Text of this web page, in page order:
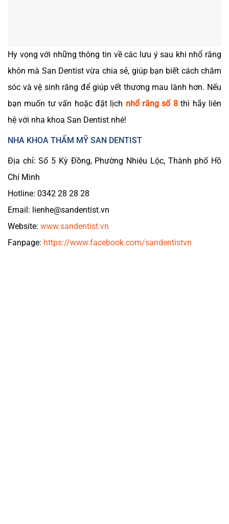
Hy vọng với những thông tin về các lưu ý sau khi nhổ răng
khôn mà San Dentist vừa chia sẻ, giúp bạn biết cách chăm
sóc và vệ sinh răng để giúp vết thương mau lành hơn. Nếu
bạn muốn tư vấn hoặc đặt lịch nhổ răng số 8thì hãy liên
hệ với nha khoa San Dentist nhé!
NHA KHOA THẨM MỸ SAN DENTIST
Địa chỉ: Số 5 Kỳ Đồng, Phường Nhiêu Lộc, Thành phố Hồ
Chí Minh
Hotline: 0342 28 28 28
Email: lienhe@sandentist.vn
Website: www.sandentist.vn
Fanpage: https://www.facebook.com/sandentistvn